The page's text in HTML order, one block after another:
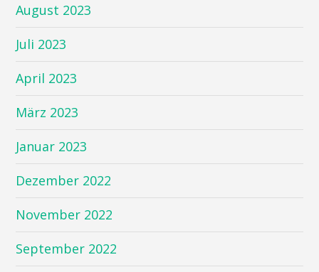
August 2023
Juli 2023
April 2023
März 2023
Januar 2023
Dezember 2022
November 2022
September 2022